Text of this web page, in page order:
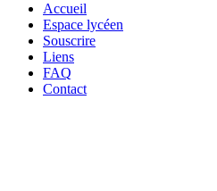
Accueil
Espace lycéen
Souscrire
Liens
FAQ
Contact